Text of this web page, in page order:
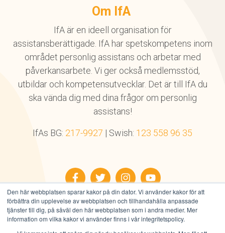
Den här webbplatsen sparar kakor på din dator. Vi använder kakor för att
förbättra din upplevelse av webbplatsen och tillhandahålla anpassade
tjänster till dig, på såväl den här webbplatsen som i andra medier. Mer
information om vilka kakor vi använder finns i vår integritetspolicy.
Om IfA
IfA är en ideell organisation för
assistansberättigade. IfA har spetskompetens inom
området personlig assistans och arbetar med
påverkansarbete. Vi ger också medlemsstöd,
utbildar och kompetensutvecklar. Det är till IfA du
ska vända dig med dina frågor om personlig
assistans!
IfAs BG: 217-9927 | Swish: 123 558 96 35
FacebookTwitterInstagramYouTube